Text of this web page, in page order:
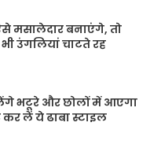
मसालेदार बनाएंगे, तो
उंगलियां चाटते रह
भटूरे और छोलों में आएगा
कर लें ये ढाबा स्टाइल